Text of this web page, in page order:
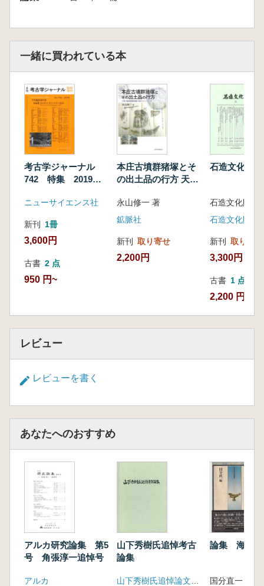
一緒に買われている本
考古学ジャーナル
742 特集 2019年
ニューサイエンス社
新刊 1冊
3,600円
古書 2 点
950 円~
本庄古墳群猪塚とそ
の出土品の行方 天
知のネットワーク
永山修一 著
鉱脈社
新刊 取り寄せ
2,200円
石造文化財12
石造文化財調
新刊 取り寄せ
3,300円
古書 1 点
2,200 円
レビュー
レビューを書く
あなたへのおすすめ
アルカ研究論集 第5
号 角張淳一追悼号
アルカ
山下秀樹氏追悼考古
論集
論集 海上の
国分直一